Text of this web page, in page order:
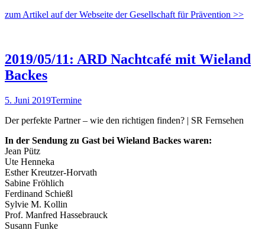
zum Artikel auf der Webseite der Gesellschaft für Prävention >>
2019/05/11: ARD Nachtcafé mit Wieland
Backes
5. Juni 2019Termine
Der perfekte Partner – wie den richtigen finden? | SR Fernsehen
In der Sendung zu Gast bei Wieland Backes waren:
Jean Pütz
Ute Henneka
Esther Kreutzer-Horvath
Sabine Fröhlich
Ferdinand Schießl
Sylvie M. Kollin
Prof. Manfred Hassebrauck
Susann Funke